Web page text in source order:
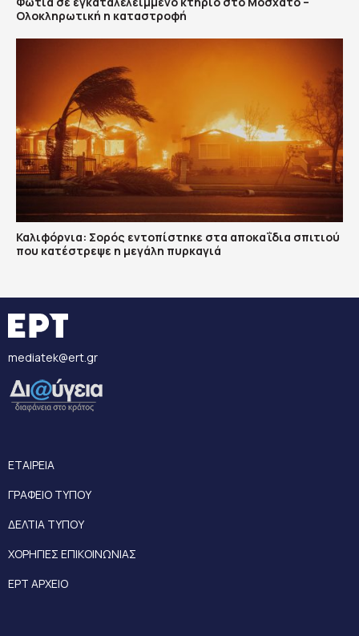
Ολοκληρωτική η καταστροφή
Καλιφόρνια: Σορός εντοπίστηκε στα αποκαΐδια σπιτιού
που κατέστρεψε η μεγάλη πυρκαγιά
mediatek@ert.gr
ΕΤΑΙΡΕΙΑ
ΓΡΑΦΕΙΟ ΤΥΠΟΥ
ΔΕΛΤΙΑ ΤΥΠΟΥ
ΧΟΡΗΓΙΕΣ ΕΠΙΚΟΙΝΩΝΙΑΣ
ΕΡΤ ΑΡΧΕΙΟ